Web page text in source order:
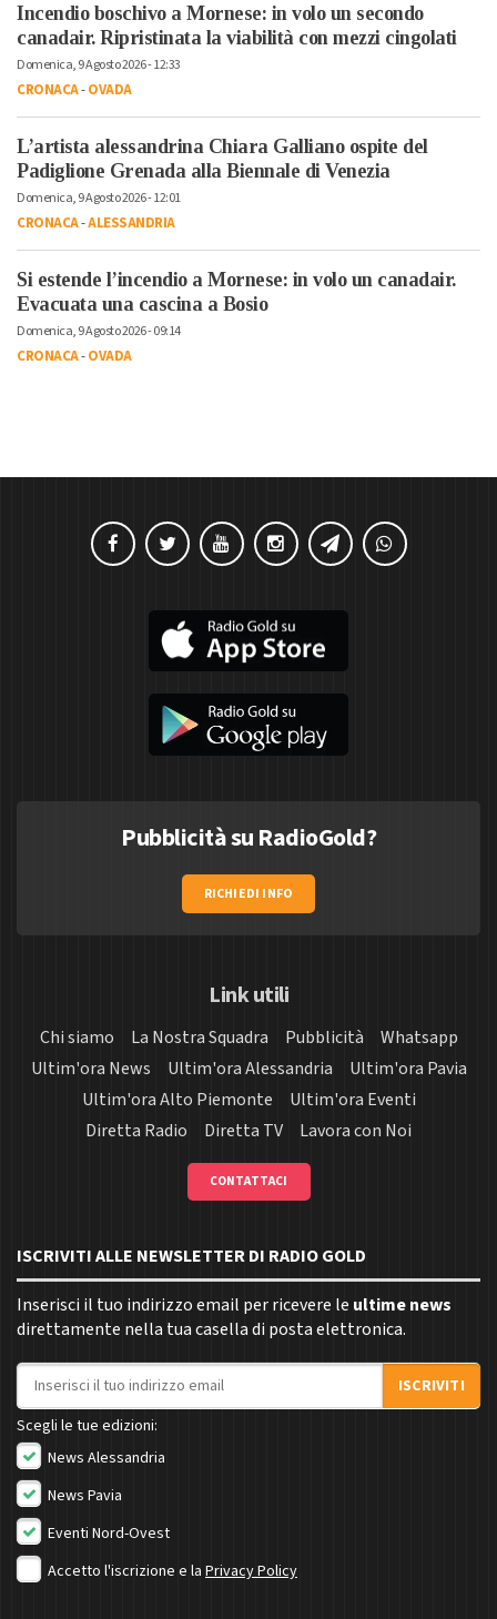
Incendio boschivo a Mornese: in volo un secondo
canadair. Ripristinata la viabilità con mezzi cingolati
Domenica, 9 Agosto 2026 - 12:33
CRONACA-OVADA
L’artista alessandrina Chiara Galliano ospite del
Padiglione Grenada alla Biennale di Venezia
Domenica, 9 Agosto 2026 - 12:01
CRONACA-ALESSANDRIA
Si estende l’incendio a Mornese: in volo un canadair.
Evacuata una cascina a Bosio
Domenica, 9 Agosto 2026 - 09:14
CRONACA-OVADA
Pubblicità su RadioGold?
RICHIEDI INFO
Link utili
Chi siamo La Nostra Squadra Pubblicità
Whatsapp
Ultim'ora News
Ultim'ora Alessandria
Ultim'ora Pavia
Ultim'ora Alto Piemonte
Ultim'ora Eventi
Diretta Radio
Diretta TV Lavora con Noi
CONTATTACI
ISCRIVITI ALLE NEWSLETTER DI RADIO GOLD
Inserisci il tuo indirizzo email per ricevere le ultime news
direttamente nella tua casella di posta elettronica.
Indirizzo email
ISCRIVITI
Scegli le tue edizioni:
News Alessandria
News Pavia
Eventi Nord-Ovest
Accetto l'iscrizione e la Privacy Policy